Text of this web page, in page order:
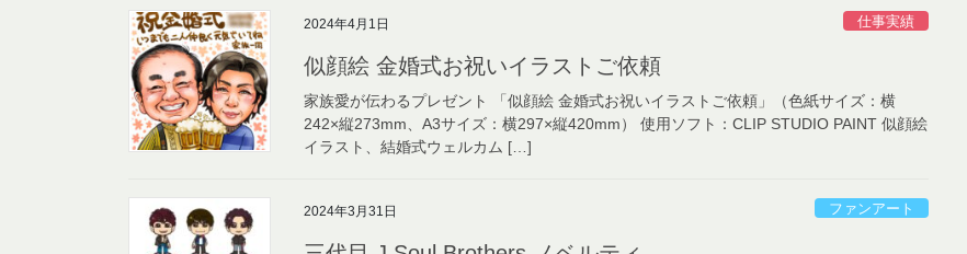
2024年4月1日 仕事実績
似顔絵 金婚式お祝いイラストご依頼
家族愛が伝わるプレゼント 「似顔絵 金婚式お祝いイラストご依頼」（色紙サイズ：横
242×縦273mm、A3サイズ：横297×縦420mm） 使用ソフト：CLIP STUDIO PAINT 似顔絵
イラスト、結婚式ウェルカム […]
2024年3月31日 ファンアート